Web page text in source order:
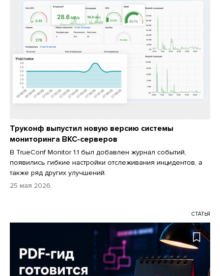
Труконф выпустил новую версию системы
мониторинга ВКС-серверов
В TrueConf Monitor 1.1 был добавлен журнал событий,
появились гибкие настройки отслеживания инцидентов, а
также ряд других улучшений.
25 мая 2026
СТАТЬЯ